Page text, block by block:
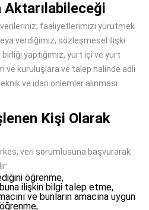
verileriniz; faaliyetlerimizi yürütmek
verdiğimiz, sözleşmesel ilişki
yaptığımız, yurt içi ve yurt
ve kuruluşlara ve talep halinde adli
ve idari önlemler alınması
Kişi Olarak
veri sorumlusuna başvurarak
öğrenme,
ilişkin bilgi talep etme,
ve bunların amacına uygun
öğrenme,